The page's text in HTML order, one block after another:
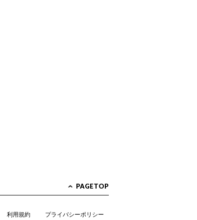
PAGETOP
利用規約 プライバシーポリシー